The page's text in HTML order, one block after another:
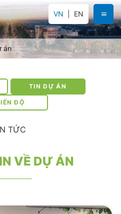
VN EN
án
TIN DỰ ÁN
ĐỘ
TỨC
VỀ DỰ ÁN